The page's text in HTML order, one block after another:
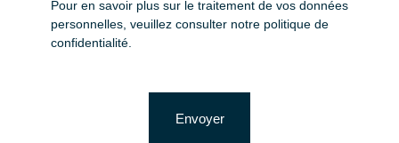
Pour en savoir plus sur le traitement de vos données
personnelles, veuillez consulter notre politique de
confidentialité
Envoyer